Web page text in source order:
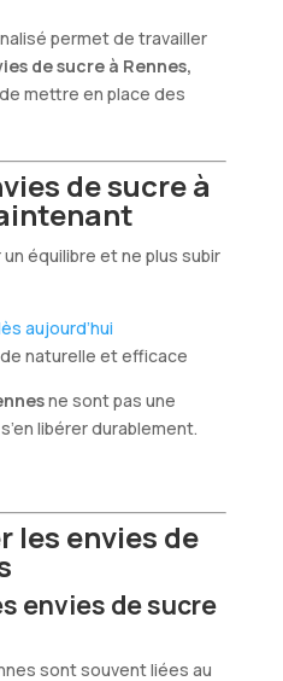
permet de travailler
de sucre à Rennes,
mettre en place des
de sucre à
équilibre et ne plus subir
aujourd’hui
naturelle et efficace
ne sont pas une
libérer durablement.
les envies de
envies de sucre
sont souvent liées au